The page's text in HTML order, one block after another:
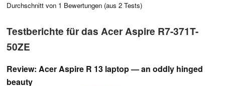
Durchschnitt von 1 Bewertungen (aus 2 Tests)
Testberichte für das Acer Aspire R7-371T-
50ZE
Review: Acer Aspire R 13 laptop — an oddly hinged
beauty